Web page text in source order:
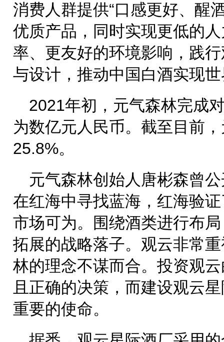
消费人群提供“口感更好、醒
优质产品，同时实现更低的
率、更友好的环境影响，践
与设计，推动中国白酒实现
2021年初，元气森林完成
为数亿元人民币。截至目前
25.8%。
元气森林创始人唐彬森曾
在红海中寻找蓝海，红海验
市场可为。围绕酒类进行布
拓展的战略落子。观云非常
林的理念不谋而合。投资观
且正确的决策，而建设观云
重要的使命。